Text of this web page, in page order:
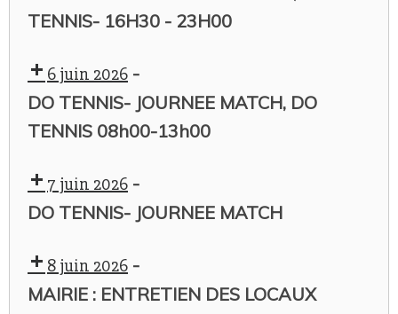
TENNIS- 16H30 - 23H00
6 juin 2026 -
DO TENNIS- JOURNEE MATCH, DO
TENNIS 08h00-13h00
7 juin 2026 -
DO TENNIS- JOURNEE MATCH
8 juin 2026 -
MAIRIE : ENTRETIEN DES LOCAUX